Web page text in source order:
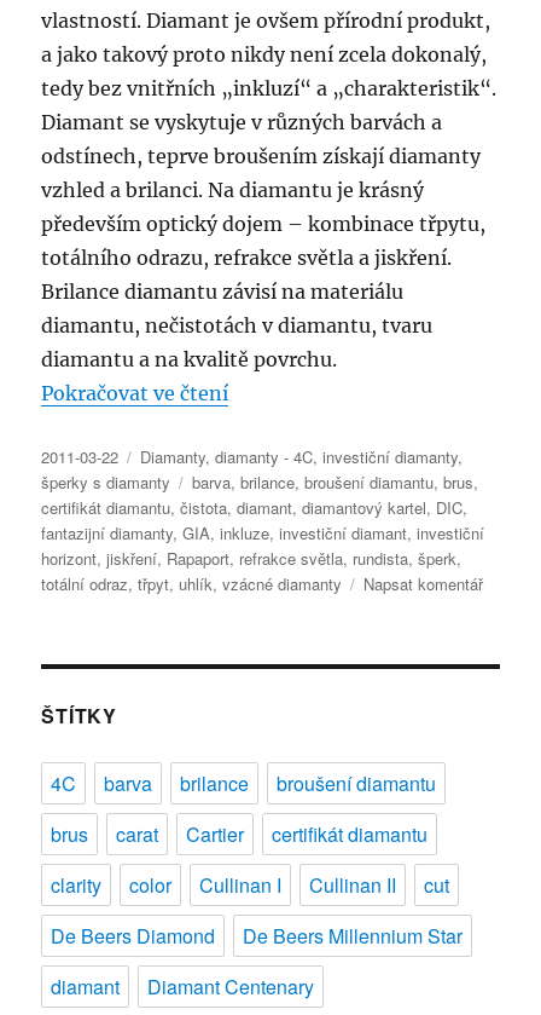
vlastností. Diamant je ovšem přírodní produkt,
a jako takový proto nikdy není zcela dokonalý,
tedy bez vnitřních „inkluzí“ a „charakteristik“.
Diamant se vyskytuje v různých barvách a
odstínech, teprve broušením získají diamanty
vzhled a brilanci. Na diamantu je krásný
především optický dojem – kombinace třpytu,
totálního odrazu, refrakce světla a jiskření.
Brilance diamantu závisí na materiálu
diamantu, nečistotách v diamantu, tvaru
diamantu a na kvalitě povrchu.
Pokračovat ve čtení„Diamanty jako investiční
Publikováno:
2011-03-22 Rubriky:
Diamanty,diamanty - 4C,investiční diamanty,
šperky s diamanty
Štítky:
barva,brilance,broušení diamantu,brus,
certifikát diamantu,čistota,diamant,diamantový kartel, DIC,
fantazijní diamanty,GIA,inkluze,investiční diamant,investiční
horizont,jiskření, Rapaport, refrakce světla, rundista,šperk,
totální odraz,třpyt, uhlík,vzácné diamanty Napsat komentářpro
názvem
ŠTÍTKY
4C barva brilance
broušení diamantu
brus
carat Cartier
certifikát diamantu
clarity
color Cullinan I Cullinan II
cut
De Beers Diamond
De Beers Millennium Star
diamant
Diamant Centenary